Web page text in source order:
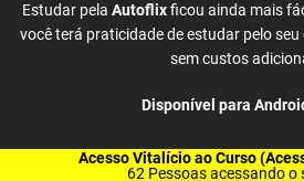
Estudar pela Autoflixficou ainda mais
você terá praticidade de estudar pelo
sem custos
Disponível para
* ÚLTIMA ATUALIZAÇÃO -
Acesso Vitalício ao Curso
51 Pessoas acessando o